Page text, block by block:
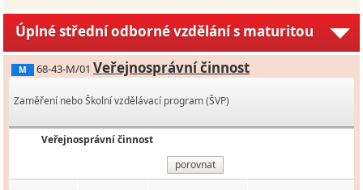
Úplné střední odborné vzdělání s maturitou
M 68-43-M/01 Veřejnosprávní činnost
Zaměření nebo Školní vzdělávací program (ŠVP)
Veřejnosprávní činnost
porovnat